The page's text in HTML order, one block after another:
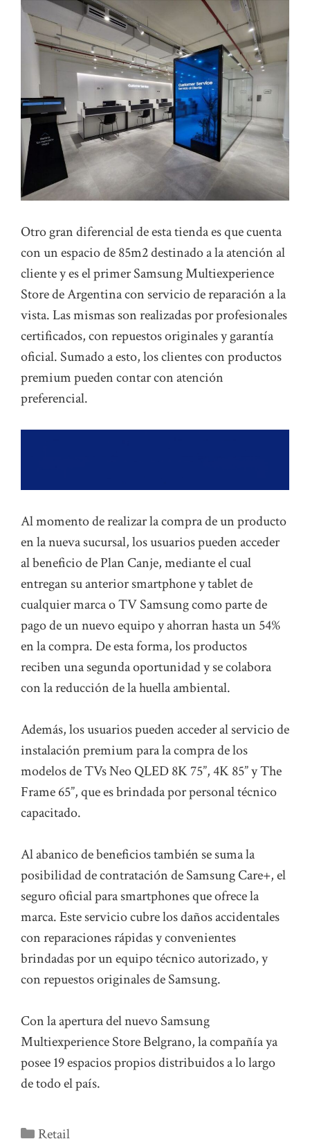
Otro gran diferencial de esta tienda es que cuenta
con un espacio de 85m2 destinado a la atención al
cliente y es el primer Samsung Multiexperience
Store de Argentina con servicio de reparación a la
vista. Las mismas son realizadas por profesionales
certificados, con repuestos originales y garantía
oficial. Sumado a esto, los clientes con productos
premium pueden contar con atención
preferencial.
Al momento de realizar la compra de un producto
en la nueva sucursal, los usuarios pueden acceder
al beneficio de Plan Canje, mediante el cual
entregan su anterior smartphone y tablet de
cualquier marca o TV Samsung como parte de
pago de un nuevo equipo y ahorran hasta un 54%
en la compra. De esta forma, los productos
reciben una segunda oportunidad y se colabora
con la reducción de la huella ambiental.
Además, los usuarios pueden acceder al servicio de
instalación premium para la compra de los
modelos de TVs Neo QLED 8K 75”, 4K 85” y The
Frame 65”, que es brindada por personal técnico
capacitado.
Al abanico de beneficios también se suma la
posibilidad de contratación de Samsung Care+, el
seguro oficial para smartphones que ofrece la
marca. Este servicio cubre los daños accidentales
con reparaciones rápidas y convenientes
brindadas por un equipo técnico autorizado, y
con repuestos originales de Samsung.
Con la apertura del nuevo Samsung
Multiexperience Store Belgrano, la compañía ya
posee 19 espacios propios distribuidos a lo largo
de todo el país.
Categorías
Retail